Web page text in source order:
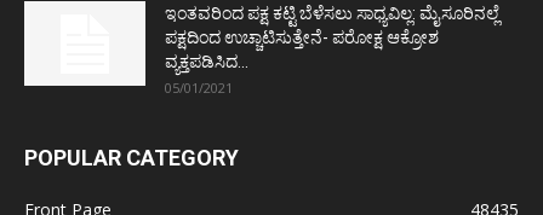
ಇಂತವರಿಂದ ಪಕ್ಷ ಕಟ್ಟಿ ಬೆಳೆಸಲು ಸಾಧ್ಯವಿಲ್ಲ: ಮೈಸೂರಿನಲ್ಲೆ
ಪಕ್ಷದಿಂದ ಉಚ್ಚಾಟಿಸುತ್ತೇನೆ- ಪರೋಕ್ಷ ಆಕ್ರೋಶ
ವ್ಯಕ್ತಪಡಿಸಿದ...
05/01/2021
POPULAR CATEGORY
Front Page
48435